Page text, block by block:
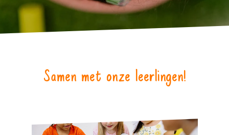
Samen met onze leerlingen!